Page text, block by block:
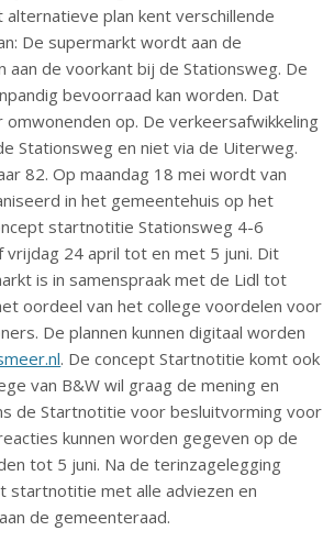
plan kent verschillende
De supermarkt wordt aan de
de voorkant bij de Stationsweg. De
bevoorraad kan worden. Dat
op. De verkeersafwikkeling
Stationsweg en niet via de Uiterweg.
82. Op maandag 18 mei wordt van
in het gemeentehuis op het
startnotitie Stationsweg 4-6
24 april tot en met 5 juni. Dit
is in samenspraak met de Lidl tot
oordeel van het college voordelen voor
De plannen kunnen digitaal worden
. De concept Startnotitie komt ook
van B&W wil graag de mening en
de Startnotitie voor besluitvorming voor
kunnen worden gegeven op de
tot 5 juni. Na de terinzagelegging
met alle adviezen en
de gemeenteraad.